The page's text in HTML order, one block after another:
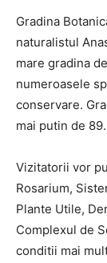
Gradina
naturalistul
mare gradina
numeroasele
conservare.
mai putin de
Vizitatorii vor
Rosarium,
Plante Utile,
Complexul de
conditii mai